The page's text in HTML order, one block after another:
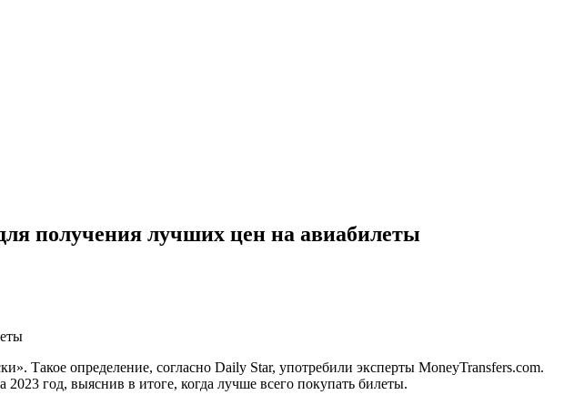
получения лучших цен на авиабилеты
Такое определение, согласно Daily Star, употребили эксперты MoneyTransfers.com.
год, выяснив в итоге, когда лучше всего покупать билеты.